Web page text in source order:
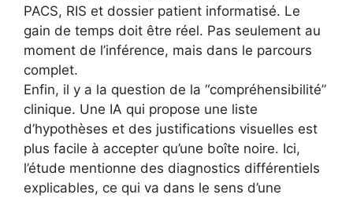
PACS, RIS et dossier patient informatisé. Le
gain de temps doit être réel. Pas seulement au
moment de l’inférence, mais dans le parcours
complet.
Enfin, il y a la question de la “compréhensibilité”
clinique. Une IA qui propose une liste
d’hypothèses et des justifications visuelles est
plus facile à accepter qu’une boîte noire. Ici,
l’étude mentionne des diagnostics différentiels
explicables, ce qui va dans le sens d’une